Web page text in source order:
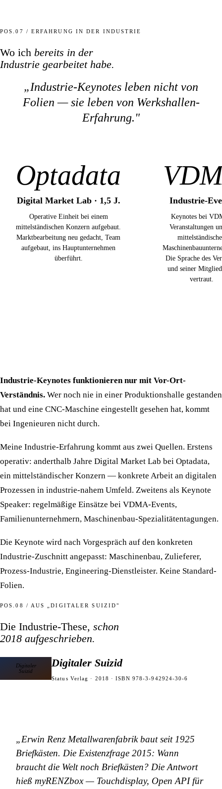
POS.07 / ERFAHRUNG IN DER INDUSTRIE
Wo ich bereits in der
Industrie gearbeitet habe.
„Industrie-Keynotes leben nicht von
Folien —sie leben von Werkshallen-
Erfahrung."
Optadata
Digital Market Lab · 1,5 J.
Operative Einheit bei einem
mittelständischen Konzern aufgebaut.
Marktbearbeitung neu gedacht, Team
aufgebaut, ins Hauptunternehmen
überführt.
Industrie-
Keynotes bei
Veranstaltungen
Die Sprache des
und seiner
vertraut.
Industrie-Keynotes funktionieren nur mit Vor-Ort-
Verständnis. Wer noch nie in einer Produktionshalle gestanden
hat und eine CNC-Maschine eingestellt gesehen hat, kommt
bei Ingenieuren nicht durch.
Meine Industrie-Erfahrung kommt aus zwei Quellen. Erstens
operativ: anderthalb Jahre Digital Market Lab bei Optadata,
ein mittelständischer Konzern — konkrete Arbeit an digitalen
Prozessen in industrie-nahem Umfeld. Zweitens als Keynote
Speaker: regelmäßige Einsätze bei VDMA-Events,
Familienunternehmern, Maschinenbau-Spezialitätentagungen.
Die Keynote wird nach Vorgespräch auf den konkreten
Industrie-Zuschnitt angepasst: Maschinenbau, Zulieferer,
Prozess-Industrie, Engineering-Dienstleister. Keine Standard-
Folien.
POS.08 / AUS „DIGITALER SUIZID"
Die Industrie-These, schon
2018 aufgeschrieben.
Digitaler
Suizid
Digitaler Suizid
Status Verlag · 2018 · ISBN 978-3-942924-30-6
„Erwin Renz Metallwarenfabrik baut seit 1925
Briefkästen. Die Existenzfrage 2015: Wann
braucht die Welt noch Briefkästen? Die Antwort
hieß myRENZbox — Touchdisplay, Open API für